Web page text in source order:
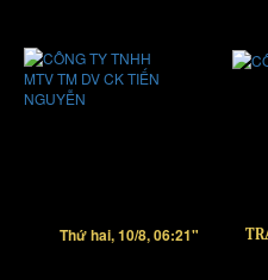
Thứ hai, 10/8, 06:21"